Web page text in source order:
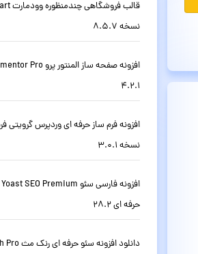
نسخه 8.5.7
4.2.1
نسخه 3.0.1
حرفه ای 28.2